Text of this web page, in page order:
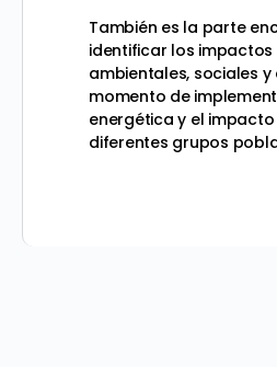
También es la parte
identificar los impactos
ambientales, sociales
momento de
energética y el
diferentes grupos